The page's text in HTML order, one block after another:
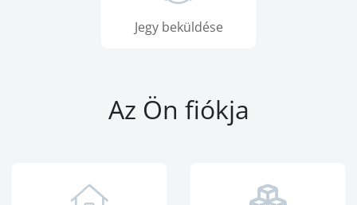
Jegy beküldése
Az Ön fiókja